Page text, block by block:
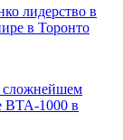
лидерство в
в Торонто
сложнейшем
ВТА-1000 в